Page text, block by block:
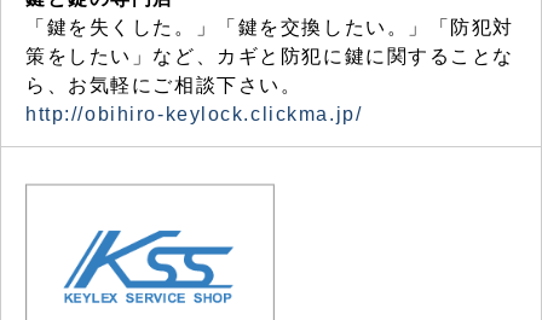
「鍵を失くした。」「鍵を交換したい。」「防犯対
策をしたい」など、カギと防犯に鍵に関することな
ら、お気軽にご相談下さい。
http://obihiro-keylock.clickma.jp/